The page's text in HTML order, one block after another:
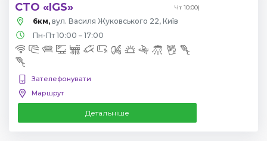
СТО «IGS»
Чт 10:00)
6км, вул. Василя Жуковського 22, Київ
Пн-Пт 10:00 – 17:00
Зателефонувати
Маршрут
Детальніше